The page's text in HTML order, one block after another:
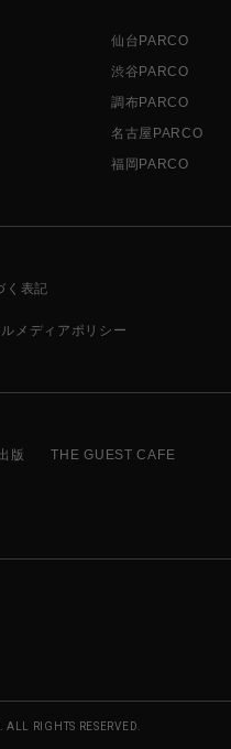
仙台PARCO
渋谷PARCO
調布PARCO
名古屋PARCO
福岡PARCO
く表記
メディアポリシー
版 THE GUEST CAFE
RIGHTS RESERVED.